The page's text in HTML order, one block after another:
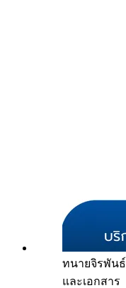
ทนายจิรพันธ์
และเอกสาร